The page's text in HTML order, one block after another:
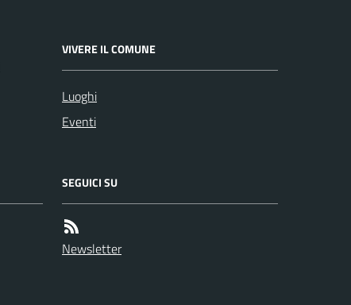
VIVERE IL COMUNE
Luoghi
Eventi
SEGUICI SU
Newsletter